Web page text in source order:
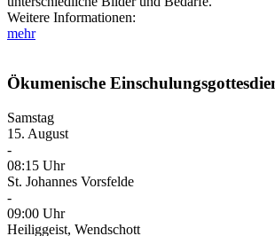
Weitere Informationen:
mehr
Ökumenische
Samstag
15. August
-
08:15 Uhr
St. Johannes Vorsfelde
-
09:00 Uhr
Heiliggeist, Wendschott